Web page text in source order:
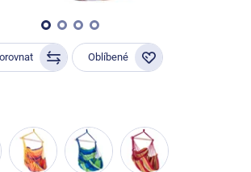
Oblíbené